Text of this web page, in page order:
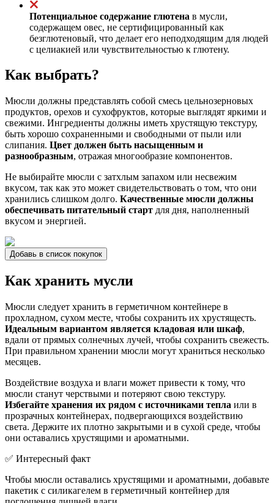
Потенциальное содержание глютена в мусли,
содержащем овес, не сертифицированный как
безглютеновый, что делает его неподходящим для людей
с целиакией или чувствительностью к глютену.
Как выбрать?
Мюсли должны представлять собой смесь цельнозерновых
продуктов, орехов и сухофруктов, которые выглядят яркими и
свежими. Ингредиенты должны иметь хрустящую текстуру,
быть хорошо сохраненными и свободными от пыли или
слипания. Цвет должен быть насыщенным и
разнообразным, отражая многообразие компонентов.
Не выбирайте мюсли с затхлым запахом или несвежим
вкусом, так как это может свидетельствовать о том, что они
хранились слишком долго. Качественные мюсли должны
обеспечивать питательный старт для дня, наполненный
вкусом и энергией.
Добавь в список покупок
Как хранить мусли
Мюсли следует хранить в герметичном контейнере в
прохладном, сухом месте, чтобы сохранить их хрустящесть.
Идеальным вариантом является кладовая или шкаф,
вдали от прямых солнечных лучей, чтобы сохранить свежесть.
При правильном хранении мюсли могут храниться несколько
месяцев.
Воздействие воздуха и влаги может привести к тому, что
мюсли станут черствыми и потеряют свою текстуру.
Избегайте хранения их рядом с источниками тепла или в
прозрачных контейнерах, подвергающихся воздействию
света. Держите их плотно закрытыми и в сухой среде, чтобы
они оставались хрустящими и ароматными.
✅ Интересный факт
Чтобы мюсли оставались хрустящими и ароматными, добавьте
пакетик с силикагелем в герметичный контейнер для